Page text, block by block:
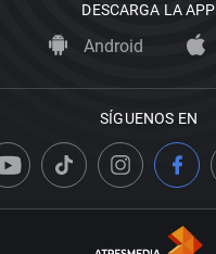
DESCARGA LA APP
Android
SÍGUENOS EN